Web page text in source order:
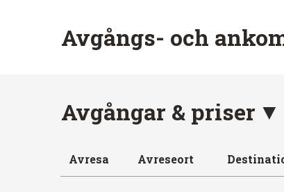
Avgångs- och
Avgångar & priser
Avresa Avreseort